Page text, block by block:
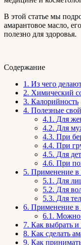
В этой статье мы
амарантовое масло,
полезно для здоровья.
Содержание
1. Из чего
2. Химический
3. Калорийность
4. Полезные
4.1. Для
4.2. Для
4.3. При
4.4. При
4.5. Для
4.6. При
5. Применение в
5.1. Для
5.2. Для
5.3. Для
6. Применение в
6.1. Можно
7. Как выбрать и
8. Как сделать
9. Как